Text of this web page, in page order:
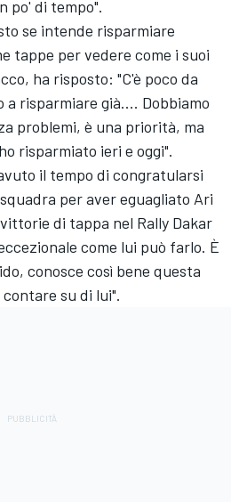
po' di tempo".
se intende risparmiare
tappe per vedere come i suoi
ha risposto: "C'è poco da
a risparmiare già.... Dobbiamo
problemi, è una priorità, ma
risparmiato ieri e oggi".
il tempo di congratularsi
per aver eguagliato Ari
di tappa nel Rally Dakar
come lui può farlo. È
conosce così bene questa
su di lui".